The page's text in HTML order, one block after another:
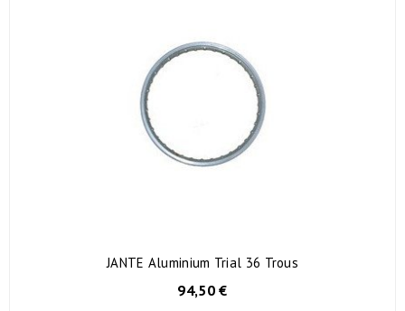
JANTE Aluminium Trial 36 Trous
94,50 €